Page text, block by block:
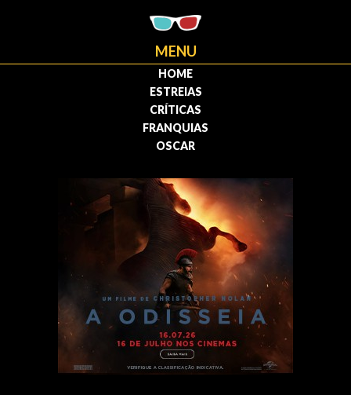
MENU
HOME
ESTREIAS
CRÍTICAS
FRANQUIAS
OSCAR